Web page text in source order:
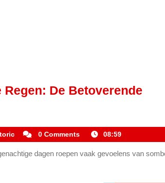
De Betoverende
kemmelhistoric
0 Comments 08:59